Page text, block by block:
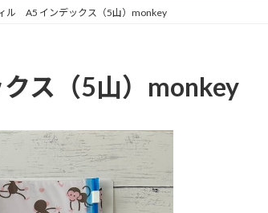
ル A5 インデックス（5山）monkey
ス（5山）monkey